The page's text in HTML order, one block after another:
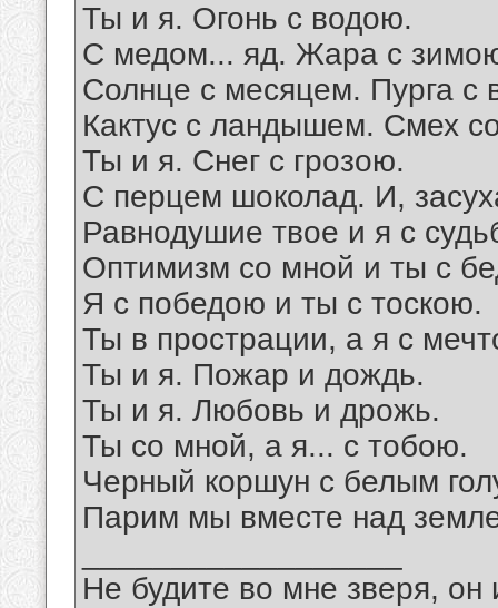
Ты и я. Огонь с водою.
С медом... яд. Жара с
Солнце с месяцем. Пурга с
Кактус с ландышем. Смех
Ты и я. Снег с грозою.
С перцем шоколад. И,
Равнодушие твое и я с
Оптимизм со мной и ты с
Я с победою и ты с тоскою.
Ты в прострации, а я с
Ты и я. Пожар и дождь.
Ты и я. Любовь и дрожь.
Ты со мной, а я... с тобою.
Черный коршун с белым
Парим мы вместе над
Не будите во мне зверя, он